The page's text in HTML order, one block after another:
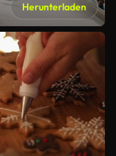
Herunterladen